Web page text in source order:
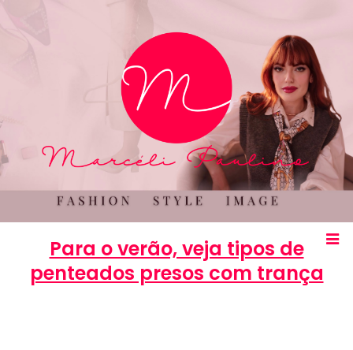
Para o verão, veja tipos de
penteados presos com trança